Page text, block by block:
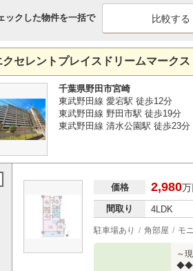
ックした物件を一括で
クセレントプレイスドリームマークス
千葉県野田市宮崎
東武野田線 愛宕駅 徒歩12分
東武野田線 野田市駅 徒歩19分
東武野田線 清水公園駅 徒歩23分
価格 2,980万
間取り 4LDK
駐車場あり 角部屋 モ
～